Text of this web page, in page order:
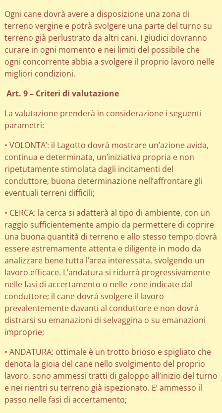
Ogni cane dovrà avere a disposizione una zona di
terreno vergine e potrà svolgere una parte del turno su
terreno già perlustrato da altri cani. I giudici dovranno
curare in ogni momento e nei limiti del possibile che
ogni concorrente abbia a svolgere il proprio lavoro nelle
migliori condizioni.
Art. 9 – Criteri di valutazione
La valutazione prenderà in considerazione i seguenti
parametri:
• VOLONTA’: il Lagotto dovrà mostrare un’azione avida,
continua e determinata, un’iniziativa propria e non
ripetutamente stimolata dagli incitamenti del
conduttore, buona determinazione nell’affrontare gli
eventuali terreni difficili;
• CERCA: la cerca si adatterà al tipo di ambiente, con un
raggio sufficientemente ampio da permettere di coprire
una buona quantità di terreno e allo stesso tempo dovrà
essere estremamente attenta e diligente in modo da
analizzare bene tutta l’area interessata, svolgendo un
lavoro efficace. L’andatura si ridurrà progressivamente
nelle fasi di accertamento o nelle zone indicate dal
conduttore; il cane dovrà svolgere il lavoro
prevalentemente davanti al conduttore e non dovrà
distrarsi su emanazioni di selvaggina o su emanazioni
improprie;
• ANDATURA: ottimale è un trotto brioso e spigliato che
denota la gioia del cane nello svolgimento del proprio
lavoro, sono ammessi tratti di galoppo all’inizio del turno
e nei rientri su terreno già ispezionato. E’ ammesso il
passo nelle fasi di accertamento;